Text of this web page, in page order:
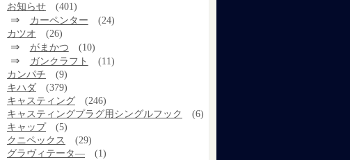
お知らせ
(401)
カーペンター
(24)
カツオ
(26)
がまかつ (10)
ガンクラフト
(11)
カンパチ
(9)
キハダ
(379)
キャスティング
(246)
キャスティングプラグ用シングルフック
(6)
キャップ
(5)
クニペックス
(29)
グラヴィテータ―
(1)